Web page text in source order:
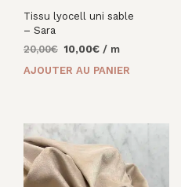
Tissu lyocell uni sable
– Sara
20,00€ Le
10,00€Le/ m
AJOUTER AU PANIER